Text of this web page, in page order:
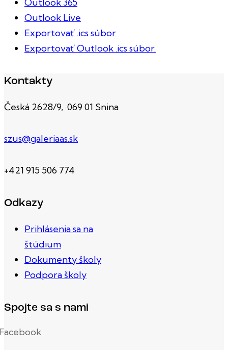
Outlook Live
Exportovať .ics súbor
Exportovať Outlook .ics súbor.
Kontakty
Česká 2628/9, 069 01 Snina
szus@galeriaas.sk
+421 915 506 774
Odkazy
Prihlásenia sa na
štúdium
Dokumenty školy
Podpora školy
Spojte sa s nami